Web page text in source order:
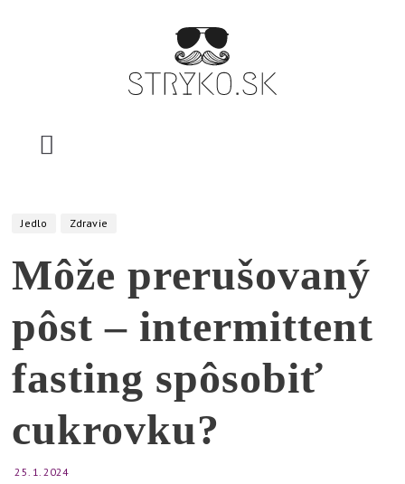
ž
e
s
e
Jedlo Zdravie
Môže prerušovaný
pôst – intermittent
fasting spôsobiť
cukrovku?
25. 1. 2024